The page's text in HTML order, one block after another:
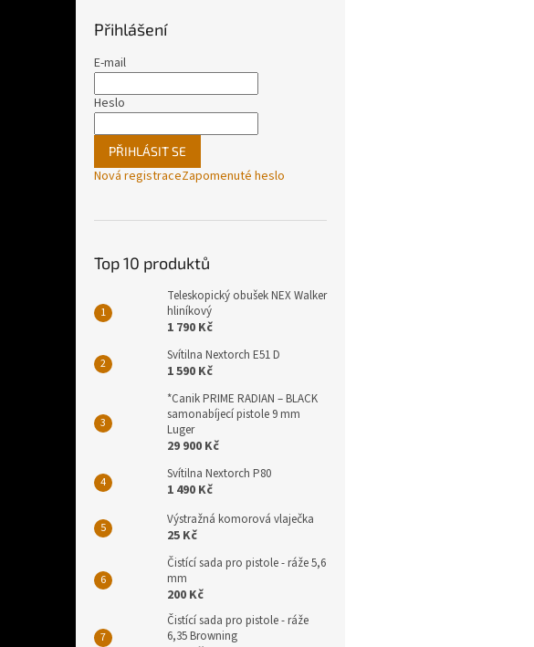
Přihlášení
E-mail
Heslo
PŘIHLÁSIT SE
Nová registraceZapomenuté heslo
Top 10 produktů
Teleskopický obušek NEX Walker
hliníkový
1 790 Kč
Svítilna Nextorch E51 D
1 590 Kč
*Canik PRIME RADIAN – BLACK
samonabíjecí pistole 9 mm
Luger
29 900 Kč
Svítilna Nextorch P80
1 490 Kč
Výstražná komorová vlaječka
25 Kč
Čistící sada pro pistole - ráže 5,6
mm
200 Kč
Čistící sada pro pistole - ráže
6,35 Browning